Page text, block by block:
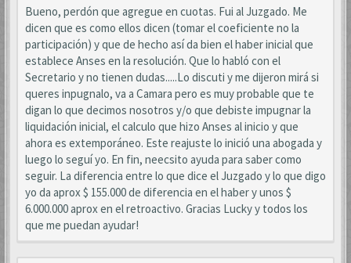
Bueno, perdón que agregue en cuotas. Fui al Juzgado. Me
dicen que es como ellos dicen (tomar el coeficiente no la
participación) y que de hecho así da bien el haber inicial que
establece Anses en la resolución. Que lo habló con el
Secretario y no tienen dudas.....Lo discuti y me dijeron mirá si
queres inpugnalo, va a Camara pero es muy probable que te
digan lo que decimos nosotros y/o que debiste impugnar la
liquidación inicial, el calculo que hizo Anses al inicio y que
ahora es extemporáneo. Este reajuste lo inició una abogada y
luego lo seguí yo. En fin, neecsito ayuda para saber como
seguir. La diferencia entre lo que dice el Juzgado y lo que digo
yo da aprox $ 155.000 de diferencia en el haber y unos $
6.000.000 aprox en el retroactivo. Gracias Lucky y todos los
que me puedan ayudar!